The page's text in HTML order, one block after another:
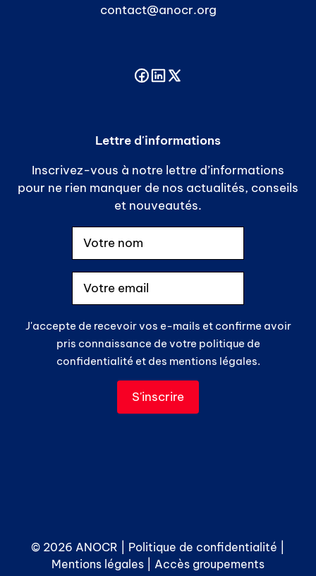
contact@anocr.org
Lettre d'informations
Inscrivez-vous à notre lettre d’informations
pour ne rien manquer de nos actualités, conseils
et nouveautés.
J'accepte de recevoir vos e-mails et confirme avoir
pris connaissance de votre politique de
confidentialité et des mentions légales.
© 2026 ANOCR | Politique de confidentialité
Mentions légales
Accès groupements